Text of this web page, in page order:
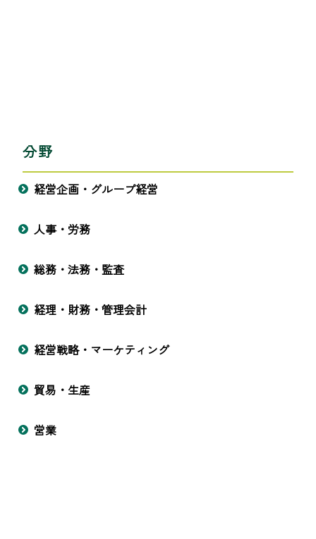
分野
経営企画・グループ経営
人事・労務
総務・法務・監査
経理・財務・管理会計
経営戦略・マーケティング
貿易・生産
営業